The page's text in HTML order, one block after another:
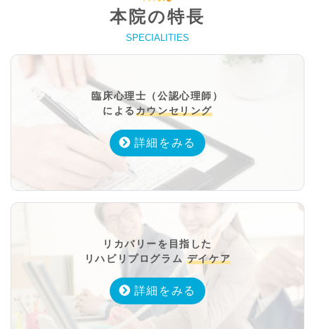
本院の特長
SPECIALITIES
臨床心理士（公認心理師）
によるカウンセリング
詳細をみる
リカバリーを目指した
リハビリプログラム デイケア
詳細をみる